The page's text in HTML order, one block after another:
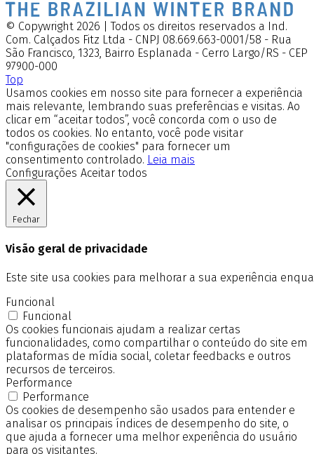
© Copywright 2026 | Todos os direitos reservados a Ind.
Com. Calçados Fitz Ltda - CNPJ 08.669.663-0001/58 - Rua
São Francisco, 1323, Bairro Esplanada - Cerro Largo/RS - CEP
97900-000
Top
Usamos cookies em nosso site para fornecer a experiência
mais relevante, lembrando suas preferências e visitas. Ao
clicar em “aceitar todos”, você concorda com o uso de
todos os cookies. No entanto, você pode visitar
"configurações de cookies" para fornecer um
consentimento controlado. Leia mais
Configurações Aceitar todos
Fechar
Visão geral de privacidade
Este site usa cookies para melhorar a sua experiência
Funcional
Funcional
Os cookies funcionais ajudam a realizar certas
funcionalidades, como compartilhar o conteúdo do site em
plataformas de mídia social, coletar feedbacks e outros
recursos de terceiros.
Performance
Performance
Os cookies de desempenho são usados para entender e
analisar os principais índices de desempenho do site, o
que ajuda a fornecer uma melhor experiência do usuário
para os visitantes.